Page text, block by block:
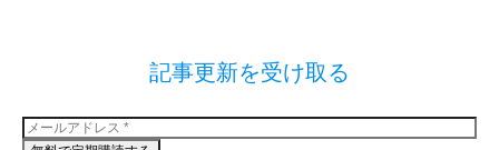
記事更新を受け取る